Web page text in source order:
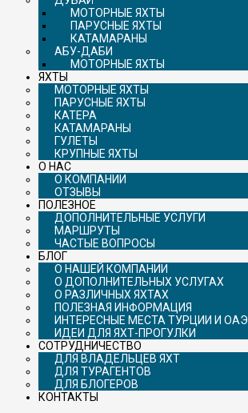
МОТОРНЫЕ ЯХТЫ
ПАРУСНЫЕ ЯХТЫ
КАТАМАРАНЫ
АБУ-ДАБИ
МОТОРНЫЕ ЯХТЫ
ЯХТЫ
МОТОРНЫЕ ЯХТЫ
ПАРУСНЫЕ ЯХТЫ
КАТЕРА
КАТАМАРАНЫ
ГУЛЕТЫ
КРУПНЫЕ ЯХТЫ
О НАС
О КОМПАНИИ
ОТЗЫВЫ
ПОЛЕЗНОЕ
ДОПОЛНИТЕЛЬНЫЕ УСЛУГИ
МАРШРУТЫ
ЧАСТЫЕ ВОПРОСЫ
БЛОГ
О НАШЕЙ КОМПАНИИ
О ДОПОЛНИТЕЛЬНЫХ УСЛУГАХ
О РАЗЛИЧНЫХ ЯХТАХ
ПОЛЕЗНАЯ ИНФОРМАЦИЯ
ИНТЕРЕСНЫЕ МЕСТА ТУРЦИИ И ОАЭ
ИДЕИ ДЛЯ ЯХТ-ПРОГУЛКИ
СОТРУДНИЧЕСТВО
ДЛЯ ВЛАДЕЛЬЦЕВ ЯХТ
ДЛЯ ТУРАГЕНТОВ
ДЛЯ БЛОГЕРОВ
КОНТАКТЫ